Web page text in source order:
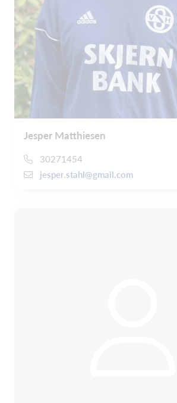
Jesper Matthiesen
30271454
jesper.stahl@gmail.com